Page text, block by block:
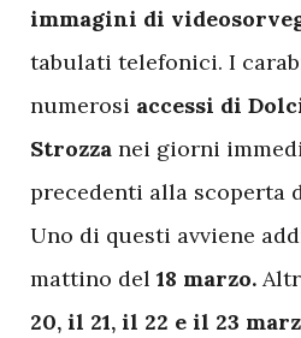
immagini di
tabulati telefonici. I
numerosi accessi di
Strozza nei giorni
precedenti alla scoperta
Uno di questi avviene
mattino del 18 marzo.
20, il 21, il 22 e il 23